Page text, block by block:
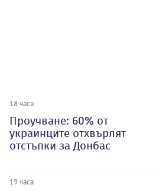
18 часа
Проучване: 60% от
украинците отхвърлят
отстъпки за Донбас
19 часа